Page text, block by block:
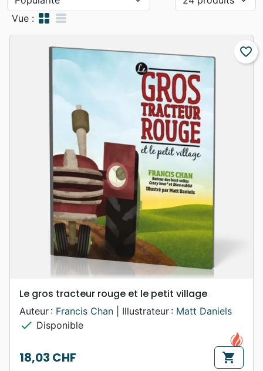
Vue : grid_view table_rows
favorite_border
Le gros tracteur rouge et le petit village
Auteur : Francis Chan | Illustrateur : Matt Daniels
check Disponible
Prix
18,03 CHF shopping_cart